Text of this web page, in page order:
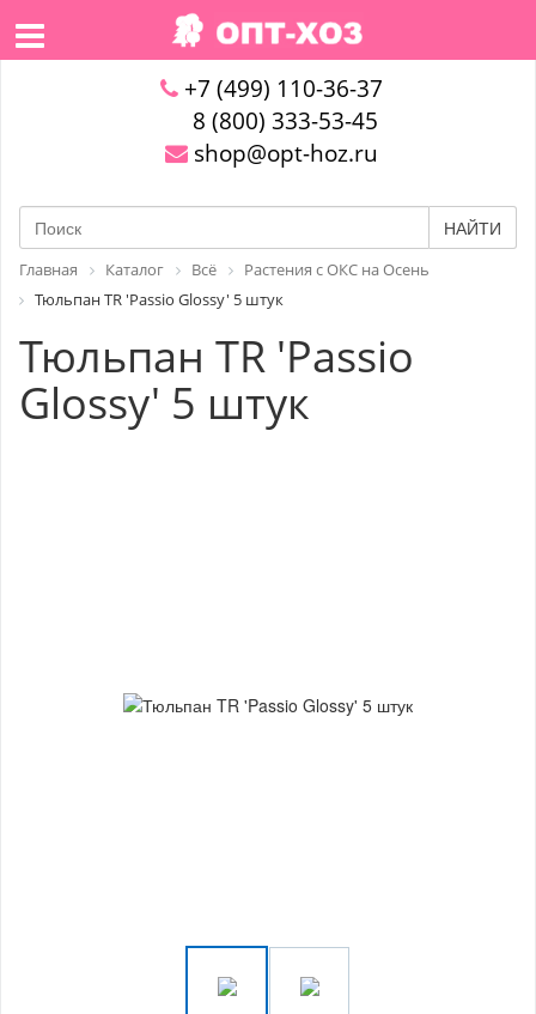
+7 (499) 110-36-37
8 (800) 333-53-45
shop@opt-hoz.ru
НАЙТИ
Главная Каталог Всё
Растения с ОКС на Осень
Тюльпан TR 'Passio Glossy' 5 штук
Тюльпан TR 'Passio
Glossy' 5 штук